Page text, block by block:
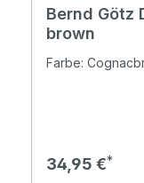
Bernd Götz
brown
Farbe:
Regulärer
34,95 €